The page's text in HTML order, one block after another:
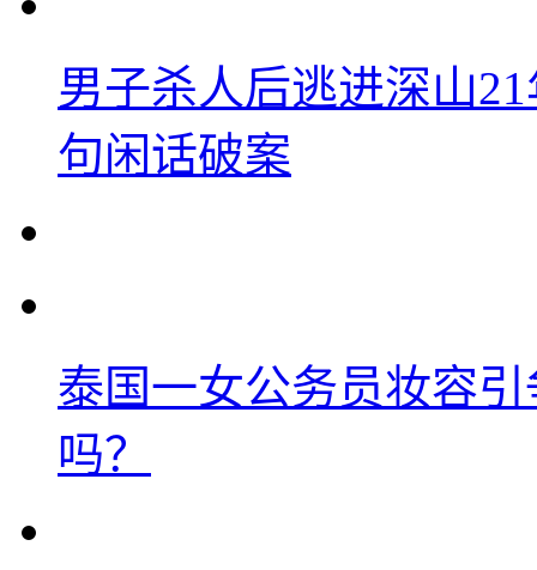
男子杀人后逃进深山
句闲话破案
泰国一女公务员妆容
吗？